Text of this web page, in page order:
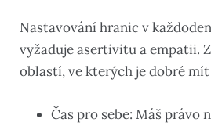
Nastavování hranic v
vyžaduje asertivitu a empatii.
oblastí, ve kterých je dobré mít
Čas pro sebe: Máš právo